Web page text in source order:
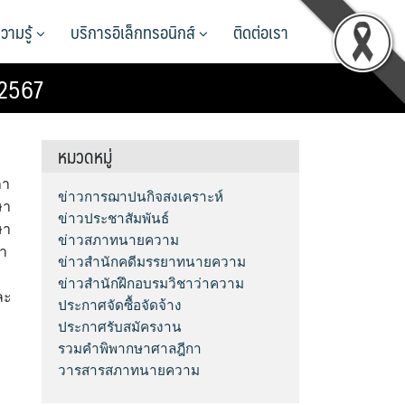
ามรู้ บริการอิเล็กทรอนิกส์ ติดต่อเรา
หมวดหมู่
ข่าวการฌาปนกิจสงเคราะห์
ข่าวประชาสัมพันธ์
ข่าวสภาทนายความ
ข่าวสำนักคดีมรรยาทนายความ
ข่าวสำนักฝึกอบรมวิชาว่าความ
ประกาศจัดซื้อจัดจ้าง
ประกาศรับสมัครงาน
รวมคำพิพากษาศาลฎีกา
วารสารสภาทนายความ